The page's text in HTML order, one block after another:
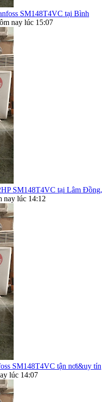
SM148T4VC tại Bình
nay lúc 15:07
SM148T4VC tại Lâm Đồng,
nay lúc 14:12
SM148T4VC tận nơi&uy tín
lúc 14:07